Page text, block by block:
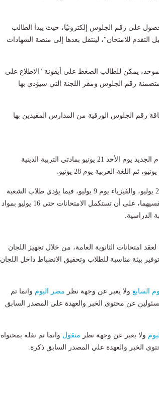
على رقم الجلوس إلكترونيًا، حيث يبدأ الطالب
التقدم للامتحان"، لينتقل بعدها إلى منصة الشهادات
يمكن للطالب الضغط على أيقونة "الاطلاع على
متضمنة رقم الجلوس ومقر اللجنة التي سيؤدي بها
رقم الجلوس الورقية من المدارس المقيدين بها
ومن المقرر أن تبدأ امتحانات الثانوية العامة للنظام الجديد يوم الأحد 21 يونيو بمادتي التربية الدينية
ويؤدي طلاب الشعبة العلمية امتحان الكيمياء يوم 2 يوليو، والفيزياء يوم 9 يوليو، فيما يؤدي طلاب الشعبة
الأدبية امتحاني الجغرافيا والتاريخ في الموعدين نفسيهما، على أن تستكمل الامتحانات حتى 16 يوليو بمواد
الدراسية.
لعقد امتحانات الثانوية العامة، من خلال تجهيز اللجان
بيئة مناسبة للطلاب وتحقيق الانضباط داخل اللجان
السابع ولا يعبر عن وجهة نظر مصر اليوم وانما تم
عن محتوى الخبر والعهدة علي المصدر السابق
ولا يعبر عن وجهة نظر منقول وانما تم نقله بمحتواه
الخبر والعهدة علي المصدر السابق ذكرة.